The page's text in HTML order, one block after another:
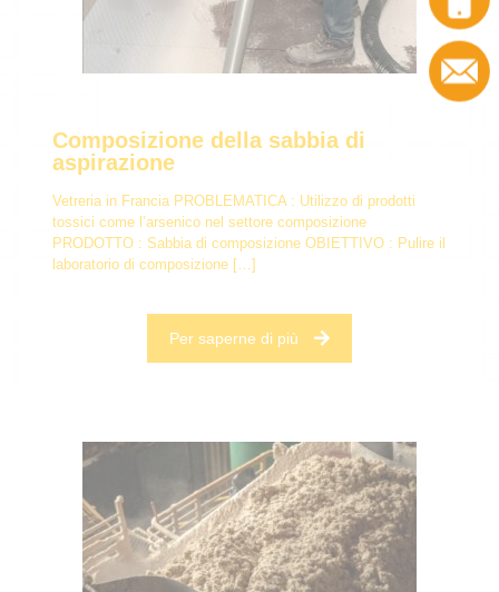
Composizione della sabbia di
aspirazione
Vetreria in Francia PROBLEMATICA : Utilizzo di prodotti
tossici come l’arsenico nel settore composizione
PRODOTTO : Sabbia di composizione OBIETTIVO : Pulire il
laboratorio di composizione[…]
Per saperne di più